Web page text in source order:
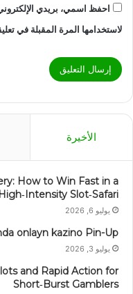
احفظ اسمي، بريدي
لاستخدامها المرة المقبلة في
الأخيرة
How to Win Fast in a
High‑Intensity Slot‑Safari
يوليو 6, 2026
onlayn kazino Pin-Up
يوليو 3, 2026
and Rapid Action for
Short‑Burst Gamblers